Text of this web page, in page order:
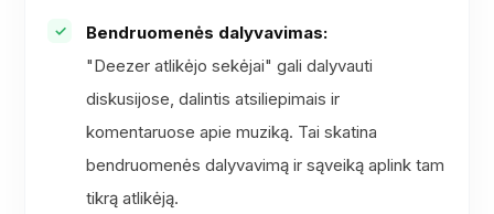
Bendruomenės dalyvavimas:
"Deezer atlikėjo sekėjai" gali dalyvauti
diskusijose, dalintis atsiliepimais ir
komentaruose apie muziką. Tai skatina
bendruomenės dalyvavimą ir sąveiką aplink tam
tikrą atlikėją.